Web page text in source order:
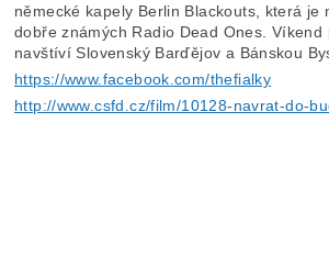
německé kapely Berlin Blackouts, která je
dobře známých Radio Dead Ones. Víkend
navštíví Slovenský Barďějov a Bánskou
https://www.facebook.com/thefialky
http://www.csfd.cz/film/10128-navrat-do-